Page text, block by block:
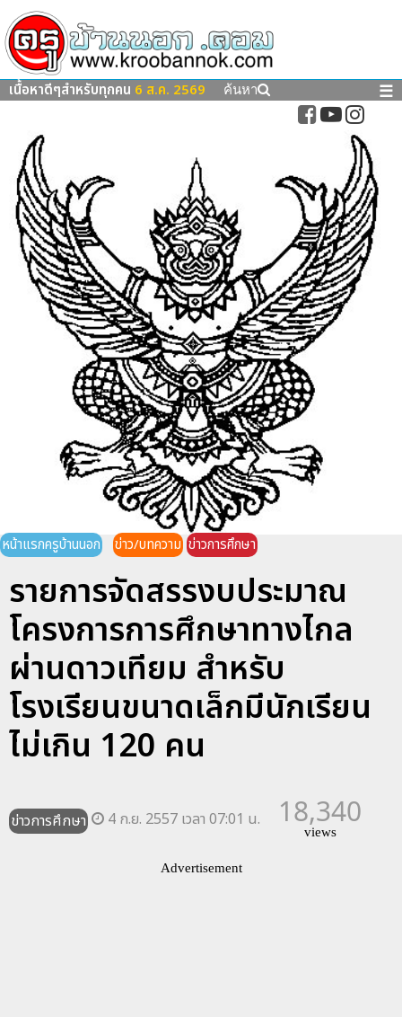
เนื้อหาดีๆสำหรับทุกคน 6 ส.ค. 2569 ค้นหา ☰
หน้าแรกครูบ้านนอก ข่าว/บทความ ข่าวการศึกษา
รายการจัดสรรงบประมาณ
โครงการการศึกษาทางไกล
ผ่านดาวเทียม สำหรับ
โรงเรียนขนาดเล็กมีนักเรียน
ไม่เกิน 120 คน
ข่าวการศึกษา 4 ก.ย. 2557 เวลา 07:01 น. 18,340
views
Advertisement